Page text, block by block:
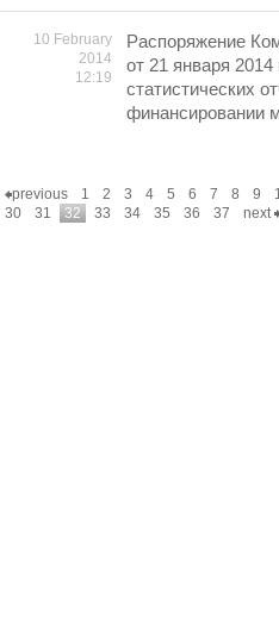
10 February
2014
12:19
Распоряжение
от 21 января
статистических
финансировании
previous 1 2 3 4 5 6 7 8 9
30
31 32 33 34 35 36 37 next